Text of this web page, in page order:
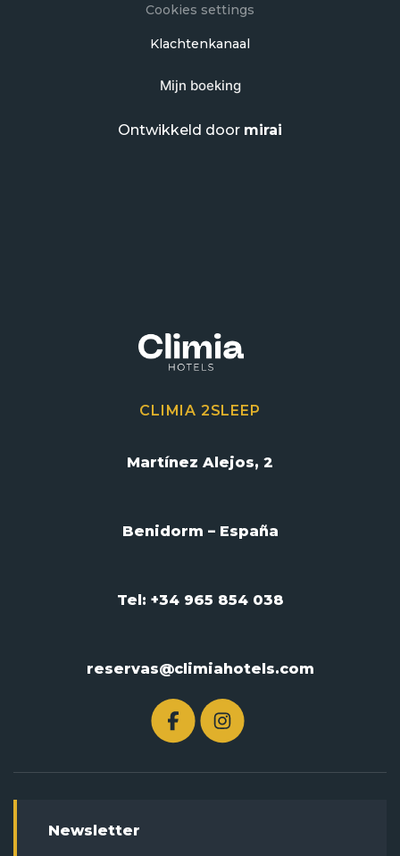
Cookies settings
Klachtenkanaal
Mijn boeking
Ontwikkeld door mirai
CLIMIA 2SLEEP
Martínez Alejos, 2
Benidorm – España
Tel: +34 965 854 038
reservas@climiahotels.com
Newsletter